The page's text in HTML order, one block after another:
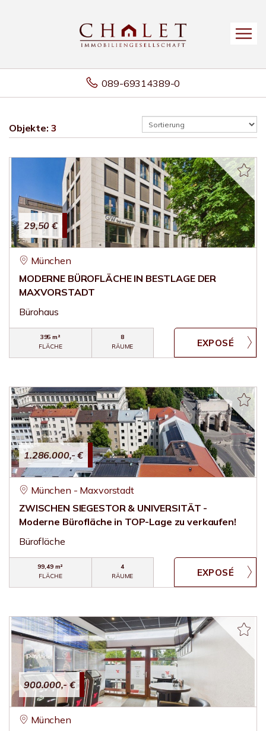
089-69314389-0
Objekte: 3
29,50 €
München
MODERNE BÜROFLÄCHE IN BESTLAGE DER
MAXVORSTADT
Bürohaus
395 m²
FLÄCHE
8
RÄUME
1.286.000,- €
München - Maxvorstadt
ZWISCHEN SIEGESTOR & UNIVERSITÄT -
Moderne Bürofläche in TOP-Lage zu verkaufen!
Bürofläche
99,49 m²
FLÄCHE
4
RÄUME
900.000,- €
München